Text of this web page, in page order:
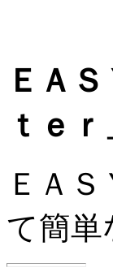
ＥＡ
ｔｅｒ
ＥＡ
て簡単